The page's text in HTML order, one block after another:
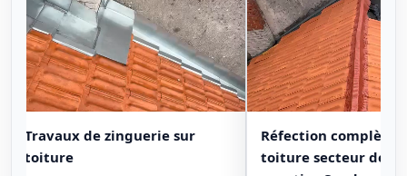
Travaux de zinguerie sur
toiture
Réfection complète
toiture secteur de